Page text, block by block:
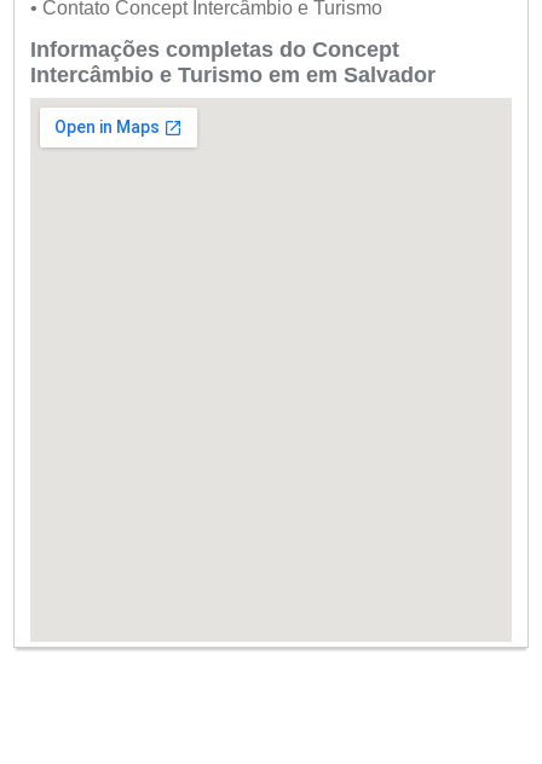
• Contato Concept Intercâmbio e Turismo
Informações completas do Concept
Intercâmbio e Turismo em em Salvador